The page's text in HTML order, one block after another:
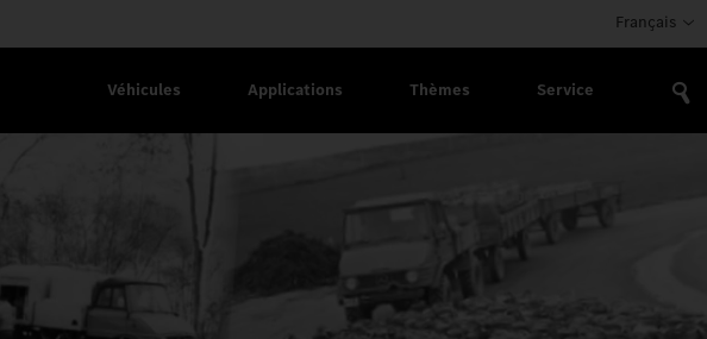
Français
Véhicules Applications Thèmes Service